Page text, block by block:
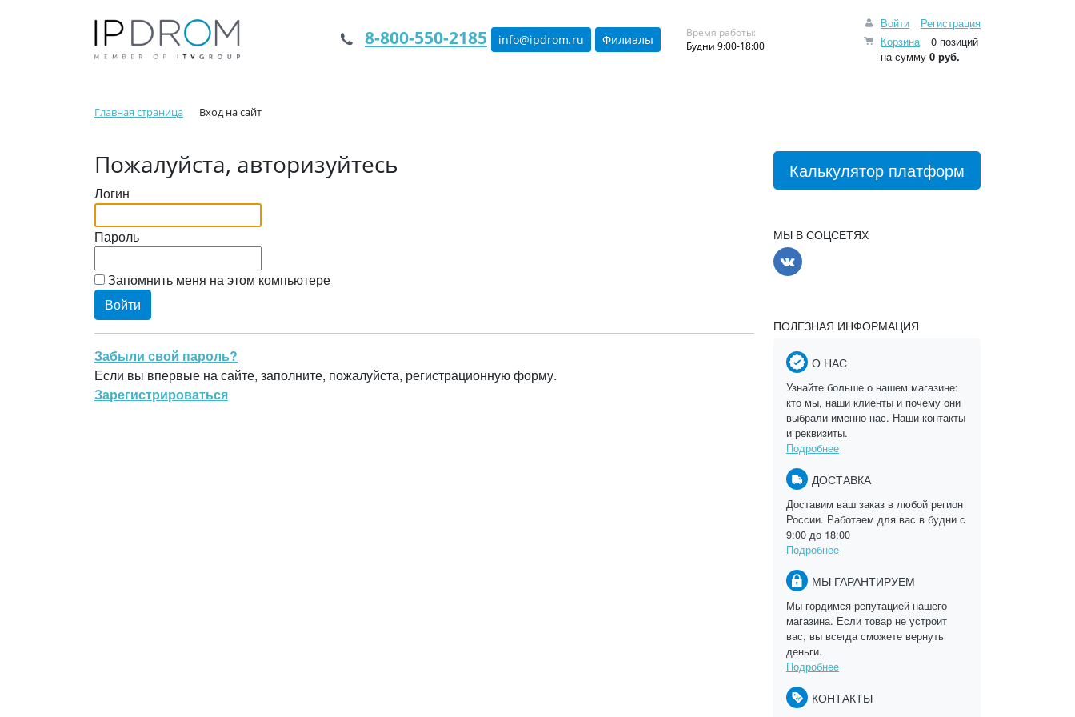
Войти
Регистрация
Корзина
0 позиций
на сумму 0 руб.
8-800-550-2185 info@ipdrom.ru Филиалы
Время работы:
Будни 9:00-18:00
Главная страница Вход на сайт
Пожалуйста, авторизуйтесь
Логин
Пароль
Запомнить меня на этом компьютере
Забыли свой пароль?
Если вы впервые на сайте, заполните, пожалуйста, регистрационную форму.
Зарегистрироваться
Калькулятор платформ
МЫ В СОЦСЕТЯХ
ПОЛЕЗНАЯ ИНФОРМАЦИЯ
О НАС
Узнайте больше о нашем магазине:
кто мы, наши клиенты и почему они
выбрали именно нас. Наши контакты
и реквизиты.
Подробнее
ДОСТАВКА
Доставим ваш заказ в любой регион
России. Работаем для вас в будни с
9:00 до 18:00
Подробнее
МЫ ГАРАНТИРУЕМ
Мы гордимся репутацией нашего
магазина. Если товар не устроит
вас, вы всегда сможете вернуть
деньги.
Подробнее
КОНТАКТЫ